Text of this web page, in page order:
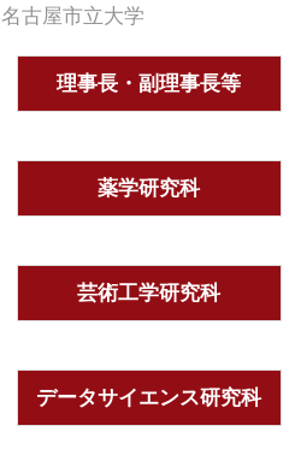
名古屋市立大学
理事長・副理事長等
薬学研究科
芸術工学研究科
データサイエンス研究科